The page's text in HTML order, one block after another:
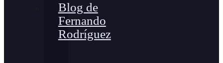
Blog de
Fernando
Rodríguez